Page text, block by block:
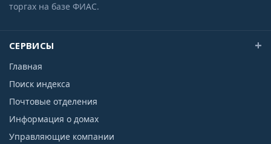
торгах на базе ФИАС.
СЕРВИСЫ
Главная
Поиск индекса
Почтовые отделения
Информация о домах
Управляющие компании